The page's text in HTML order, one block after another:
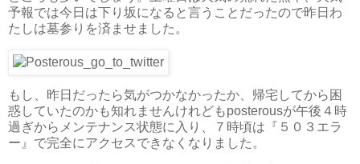
予報では今日は下り坂になると言うことだったので昨日わ
たしは墓参りを済ませました。
もし、昨日だったら気がつかなかったか、帰宅してから困
惑していたのかも知れませんけれどもposterousが午後４時
過ぎからメンテナンス状態に入り、７時頃は『５０３エラ
ー』で完全にアクセスできなくなりました。